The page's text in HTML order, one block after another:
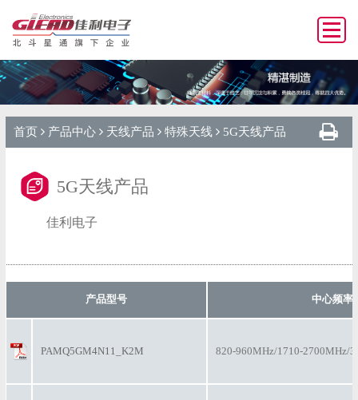
首页 产品中心 天线产品 特殊天线 5G天线产品
5G天线产品
佳利电子
产品型号 中心频率
PAMQ5GM4N11_K2M 820-960MHz/1710-2700MHz/